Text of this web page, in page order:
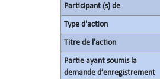
Participant (s) de
Type d'action
Titre de l'action
Partie ayant soumis la
demande d’enregistrement